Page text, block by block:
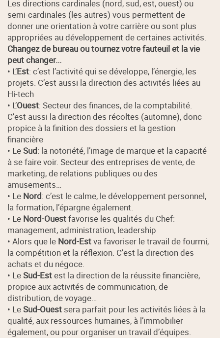
Les directions cardinales (nord, sud, est, ouest) ou
semi-cardinales (les autres) vous permettent de
donner une orientation à votre carrière ou sont plus
appropriées au développement de certaines activités.
Changez de bureau ou tournez votre fauteuil et la vie
peut changer...
• L’Est: c’est l’activité qui se développe, l’énergie, les
projets. C’est aussi la direction des activités liées au
Hi-tech
• L’Ouest: Secteur des finances, de la comptabilité.
C’est aussi la direction des récoltes (automne), donc
propice à la finition des dossiers et la gestion
financière
• LeSud: la notoriété, l’image de marque et la capacité
à se faire voir. Secteur des entreprises de vente, de
marketing, de relations publiques ou des
amusements…
• Le Nord: c’est le calme, le développement personnel,
la formation, l’épargne également.
• Le Nord-Ouestfavorise les qualités du Chef:
management, administration, leadership
• Alors que le Nord-Estva favoriser le travail de fourmi,
la compétition et la réflexion. C’est la direction des
achats et du négoce.
• LeSud-Estest la direction de la réussite financière,
propice aux activités de communication, de
distribution, de voyage…
• LeSud-Ouest sera parfait pour les activités liées à la
qualité, aux ressources humaines, à l’immobilier
également, ou pour organiser un travail d’équipes.